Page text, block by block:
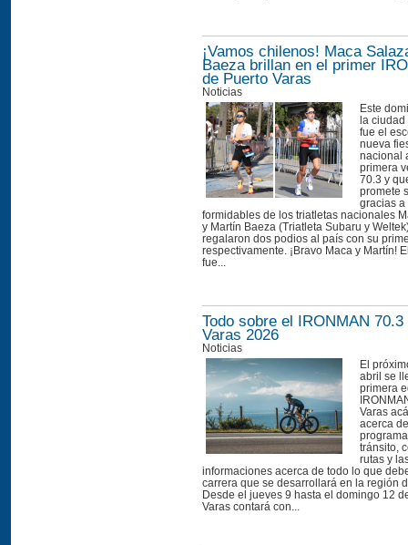
¡Vamos chilenos! Maca
Baeza brillan en el primer
de Puerto Varas
Noticias
Este
la ciudad
fue el
nueva
nacional
primera
70.3 y
promete
gracias a
formidables de los triatletas nacionales
y Martín Baeza (Triatleta Subaru y
regalaron dos podios al país con su
respectivamente. ¡Bravo Maca y Martín!
fue...
Todo sobre el IRONMAN
Varas 2026
Noticias
El
abril se
primera
Varas
acerca
tránsito,
rutas y
informaciones acerca de todo lo que
carrera que se desarrollará en la región
Desde el jueves 9 hasta el domingo 12
Varas contará con...